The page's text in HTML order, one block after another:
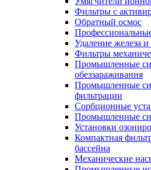
Фильтры с
Обратный осмос
Удаление железа и
Фильтры
Промышленные
обеззараживания
Промышленные
фильтрации
Сорбционные
Промышленные
Установки
Компактная
бассейна
Механические